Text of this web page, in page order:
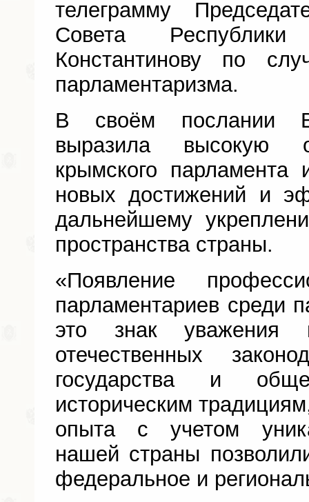
телеграмму
Совета
Константинову по
парламентаризма.
В своём послании
выразила высокую
крымского парламента
новых достижений и
дальнейшему
пространства страны.
«Появление
парламентариев среди
это знак уважения
отечественных
государства и
историческим
опыта с учетом
нашей страны
федеральное и